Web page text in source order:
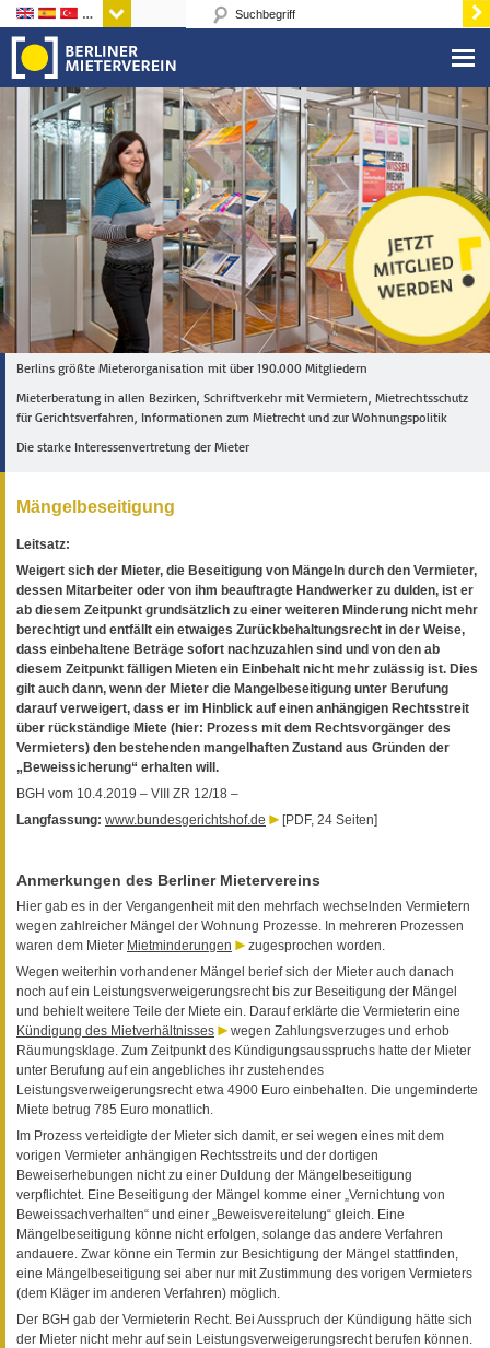
Sprachen
Berlins größte Mieterorganisation mit über 190.000 Mitgliedern
Mieterberatung in allen Bezirken, Schriftverkehr mit Vermietern, Mietrechtsschutz
für Gerichtsverfahren, Informationen zum Mietrecht und zur Wohnungspolitik
Die starke Interessenvertretung der Mieter
Mängelbeseitigung
Leitsatz:
Weigert sich der Mieter, die Beseitigung von Mängeln durch den Vermieter,
dessen Mitarbeiter oder von ihm beauftragte Handwerker zu dulden, ist er
ab diesem Zeitpunkt grundsätzlich zu einer weiteren Minderung nicht mehr
berechtigt und entfällt ein etwaiges Zurückbehaltungsrecht in der Weise,
dass einbehaltene Beträge sofort nachzuzahlen sind und von den ab
diesem Zeitpunkt fälligen Mieten ein Einbehalt nicht mehr zulässig ist. Dies
gilt auch dann, wenn der Mieter die Mangelbeseitigung unter Berufung
darauf verweigert, dass er im Hinblick auf einen anhängigen Rechtsstreit
über rückständige Miete (hier: Prozess mit dem Rechtsvorgänger des
Vermieters) den bestehenden mangelhaften Zustand aus Gründen der
„Beweissicherung“ erhalten will.
BGH vom 10.4.2019 – VIII ZR 12/18 –
Langfassung: www.bundesgerichtshof.de [PDF, 24 Seiten]
Anmerkungen des Berliner Mietervereins
Hier gab es in der Vergangenheit mit den mehrfach wechselnden Vermietern
wegen zahlreicher Mängel der Wohnung Prozesse. In mehreren Prozessen
waren dem Mieter Mietminderungen
zugesprochen worden.
Wegen weiterhin vorhandener Mängel berief sich der Mieter auch danach
noch auf ein Leistungsverweigerungsrecht bis zur Beseitigung der Mängel
und behielt weitere Teile der Miete ein. Darauf erklärte die Vermieterin eine
Kündigung des Mietverhältnisses
wegen Zahlungsverzuges und erhob
Räumungsklage. Zum Zeitpunkt des Kündigungsausspruchs hatte der Mieter
unter Berufung auf ein angebliches ihr zustehendes
Leistungsverweigerungsrecht etwa 4900 Euro einbehalten. Die ungeminderte
Miete betrug 785 Euro monatlich.
Im Prozess verteidigte der Mieter sich damit, er sei wegen eines mit dem
vorigen Vermieter anhängigen Rechtsstreits und der dortigen
Beweiserhebungen nicht zu einer Duldung der Mängelbeseitigung
verpflichtet. Eine Beseitigung der Mängel komme einer „Vernichtung von
Beweissachverhalten“ und einer „Beweisvereitelung“ gleich. Eine
Mängelbeseitigung könne nicht erfolgen, solange das andere Verfahren
andauere. Zwar könne ein Termin zur Besichtigung der Mängel stattfinden,
eine Mängelbeseitigung sei aber nur mit Zustimmung des vorigen Vermieters
(dem Kläger im anderen Verfahren) möglich.
Der BGH gab der Vermieterin Recht. Bei Ausspruch der Kündigung hätte sich
der Mieter nicht mehr auf sein Leistungsverweigerungsrecht berufen können.